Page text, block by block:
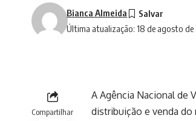
Última atualização: 18 de agosto de
Bianca Almeida
Compartilhar
A Agência Nacional de
distribuição e venda do